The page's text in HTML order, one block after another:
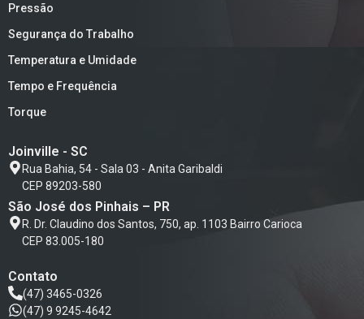
Pressão
Segurança do Trabalho
Temperatura e Umidade
Tempo e Frequência
Torque
Joinville - SC
Rua Bahia, 54 - Sala 03 - Anita Garibaldi
CEP 89203-580
São José dos Pinhais – PR
R. Dr. Claudino dos Santos, 750, ap. 1103 Bairro Carioca
CEP 83.005-180
Contato
(47) 3465-0326
(47) 9 9245-4642